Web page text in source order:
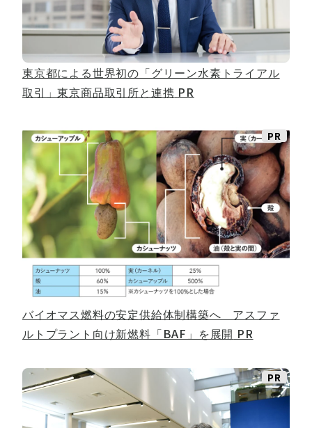
東京都による世界初の「グリーン水素トライアル
取引」東京商品取引所と連携 PR
PR
バイオマス燃料の安定供給体制構築へ アスファ
ルトプラント向け新燃料「BAF」を展開 PR
PR